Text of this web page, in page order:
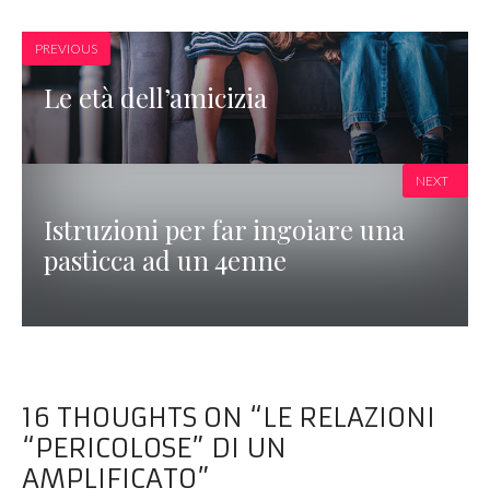
PREVIOUS
Le età dell’amicizia
Istruzioni per far ingoiare una
pasticca ad un 4enne
NEXT
16 THOUGHTS ON “LE RELAZIONI
“PERICOLOSE” DI UN
AMPLIFICATO”